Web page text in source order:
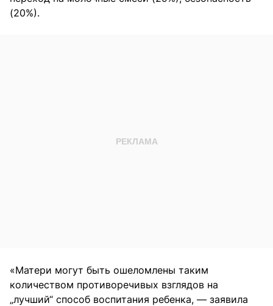
(20%).
«Матери могут быть ошеломлены таким
количеством противоречивых взглядов на
„лучший“ способ воспитания ребенка, — заявила